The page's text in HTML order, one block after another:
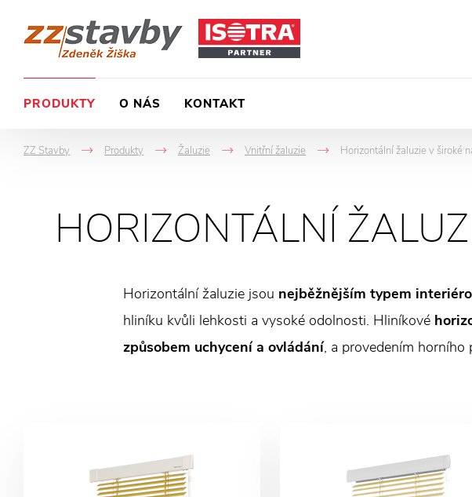
PRODUKTY O NÁS KONTAKT
ZZ Stavby
->
Produkty
->
Žaluzie
->
Vnitřní žaluzie Horizontální žaluzie v široké
HORIZONTÁLNÍ
Horizontální žaluzie jsou nejběžnějším typem
hliníku kvůli lehkosti a vysoké odolnosti. Hliníkové
způsobem uchycení a ovládání, a provedením horního